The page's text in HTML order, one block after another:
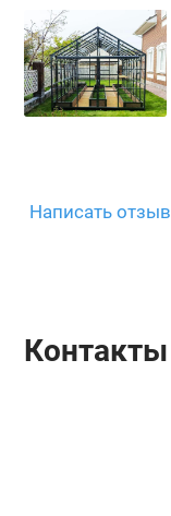
Написать отзыв
Контакты